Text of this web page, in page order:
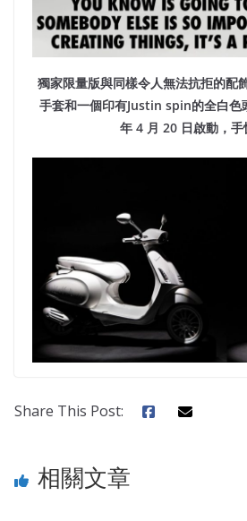
獨家限量版與同樣令人無法抗拒的配
手套和一個印有Justin spin的全白色
年 4 月 20 日啟動，手
Share This Post:
相關文章